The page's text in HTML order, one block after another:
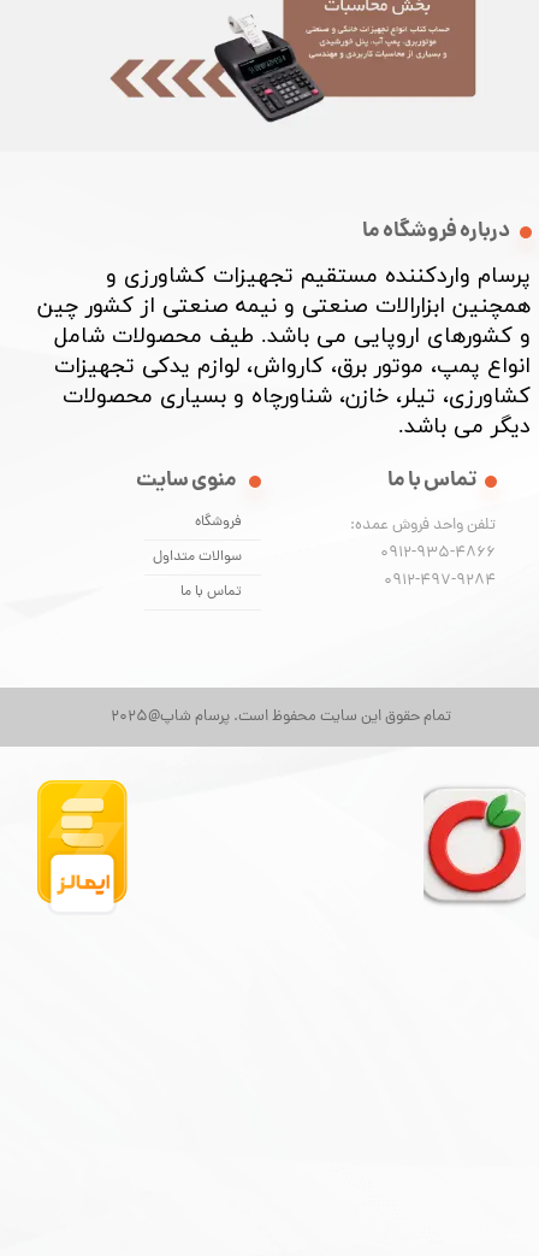
تمام حقوق این سایت محفوظ است. پرسام شاپ@2025
درباره فروشگاه ما
پرسام واردکننده مستقیم تجهیزات کشاورزی و
همچنین ابزارالات صنعتی و نیمه صنعتی از کشور چین
و کشورهای اروپایی می باشد. طیف محصولات شامل
انواع پمپ، موتور برق، کارواش، لوازم یدکی تجهیزات
کشاورزی، تیلر، خازن، شناورچاه و بسیاری محصولات
دیگر می باشد. ​​​​​​​
منوی سایت
فروشگاه
سوالات متداول
تماس با ما
تماس با ما
تلفن واحد فروش عمده:
0912-935-4866
​​​​​​​0912-497-9284